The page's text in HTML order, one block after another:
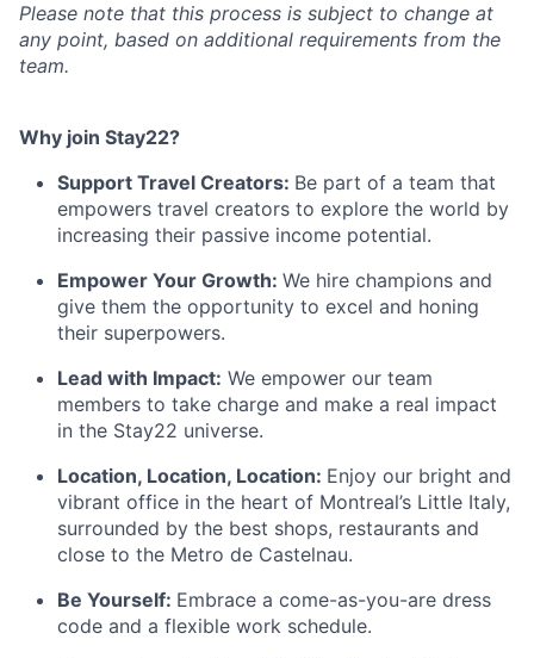
Please note that this process is subject to change at
any point, based on additional requirements from the
team.
Why join Stay22?
Support Travel Creators: Be part of a team that
empowers travel creators to explore the world by
increasing their passive income potential.
Empower Your Growth: We hire champions and
give them the opportunity to excel and honing
their superpowers.
Lead with Impact: We empower our team
members to take charge and make a real impact
in the Stay22 universe.
Location, Location, Location: Enjoy our bright and
vibrant office in the heart of Montreal’s Little Italy,
surrounded by the best shops, restaurants and
close to the Metro de Castelnau.
Be Yourself: Embrace a come-as-you-are dress
code and a flexible work schedule.